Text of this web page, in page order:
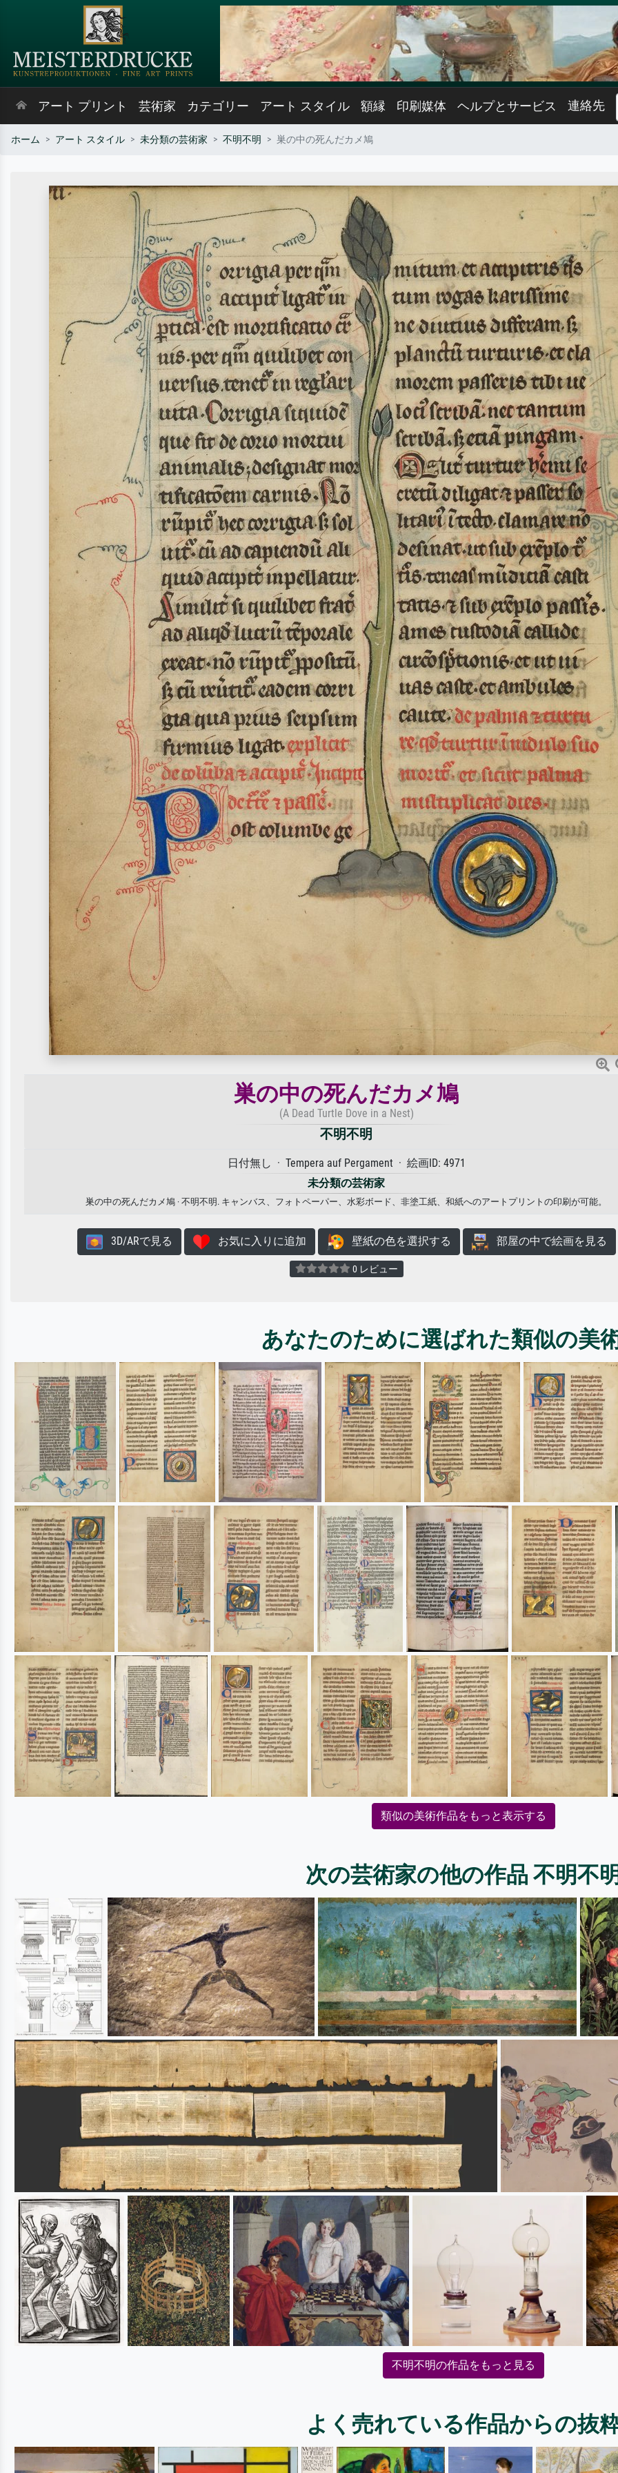
アート プリント 芸術家 カテゴリー アート スタイル 額縁 印刷媒体 ヘルプとサービス 連絡先
ホーム アート スタイル 未分類の芸術家 不明不明 巣の中の死んだカメ鳩
巣の中の死んだカメ鳩
(A Dead Turtle Dove in a Nest)
不明不明
日付無し · Tempera auf Pergament · 絵画ID: 4971
未分類の芸術家
巣の中の死んだカメ鳩 · 不明不明. キャンバス、フォトペーパー、水彩ボード、非塗工紙、和紙へのアートプリントの印刷が可能。
3D/ARで見る お気に入りに追加 壁紙の色を選択する 部屋の中で絵画を見る
0 レビュー
あなたのために選ばれた類似の美
類似の美術作品をもっと表示する
次の芸術家の他の作品 不明不
不明不明の作品をもっと見る
よく売れている作品からの抜